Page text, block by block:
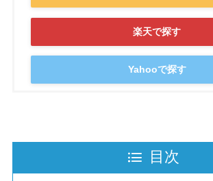
楽天で探す
Yahooで探す
目次